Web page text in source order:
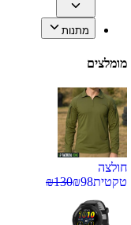
מתנות
מומלצים
חולצה
טקטית
₪98
₪130